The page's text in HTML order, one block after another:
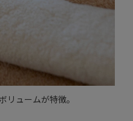
リュームが特徴。